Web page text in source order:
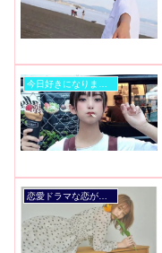
恋愛ドラマな恋がしたい